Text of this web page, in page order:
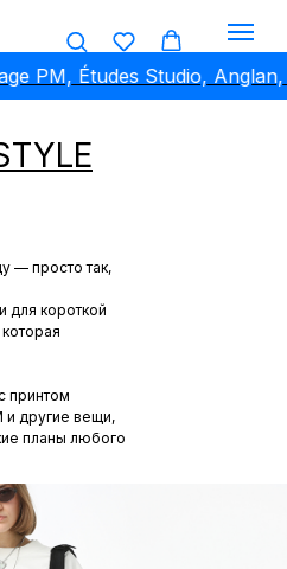
Études Studio, Anglan,
— просто так,
для короткой
принтом
и другие вещи,
планы любого